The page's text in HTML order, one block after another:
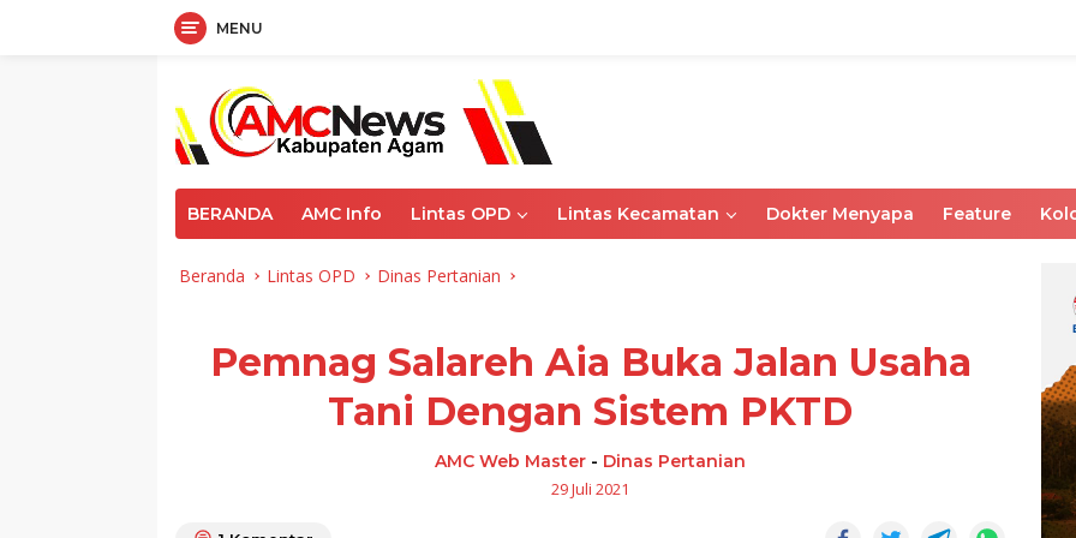
MENU
BERANDA AMC Info Lintas OPD Lintas Kecamatan Dokter Menyapa Feature
Beranda Lintas OPD Dinas Pertanian
Pemnag Salareh Aia Buka Jalan Usaha
Tani Dengan Sistem PKTD
AMC Web Master - Dinas Pertanian
29 Juli 2021